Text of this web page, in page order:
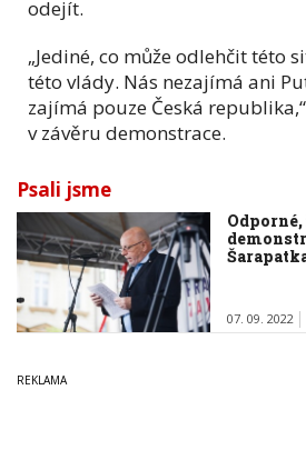
odejít.
„Jediné, co může odlehčit této
této vlády. Nás nezajímá ani
zajímá pouze Česká
v závěru demonstrace.
Psali jsme
07. 09. 2022